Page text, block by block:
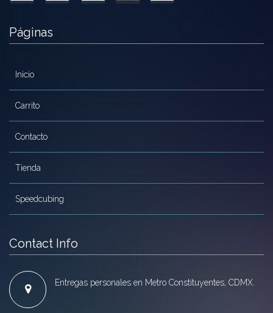
Páginas
Inicio
Carrito
Contacto
Tienda
Speedcubing
Contact Info
Entregas personales en Metro Constituyentes, CDMX.